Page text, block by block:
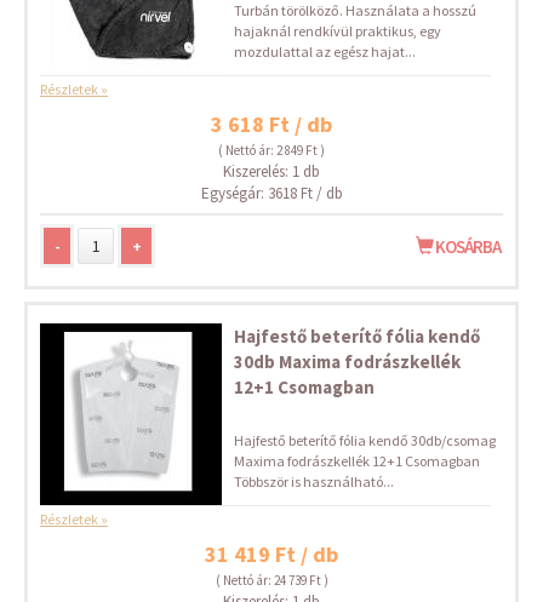
Turbán törölköző. Használata a hosszú
hajaknál rendkívül praktikus, egy
mozdulattal az egész hajat...
Részletek »
3 618 Ft / db
( Nettó ár: 2 849 Ft )
Kiszerelés: 1 db
Egységár: 3618 Ft / db
- + KOSÁRBA
Hajfestő beterítő fólia kendő
30db Maxima fodrászkellék
12+1 Csomagban
Hajfestő beterítő fólia kendő 30db/csomag
Maxima fodrászkellék 12+1 Csomagban
Többször is használható...
Részletek »
31 419 Ft / db
( Nettó ár: 24 739 Ft )